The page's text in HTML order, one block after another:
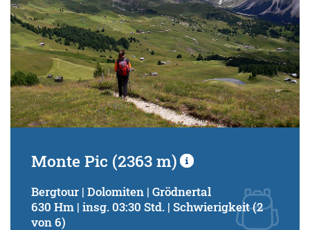
Monte Pic (2363 m)
Bergtour | Dolomiten | Grödnertal
630 Hm | insg. 03:30 Std. | Schwierigkeit (2
von 6)